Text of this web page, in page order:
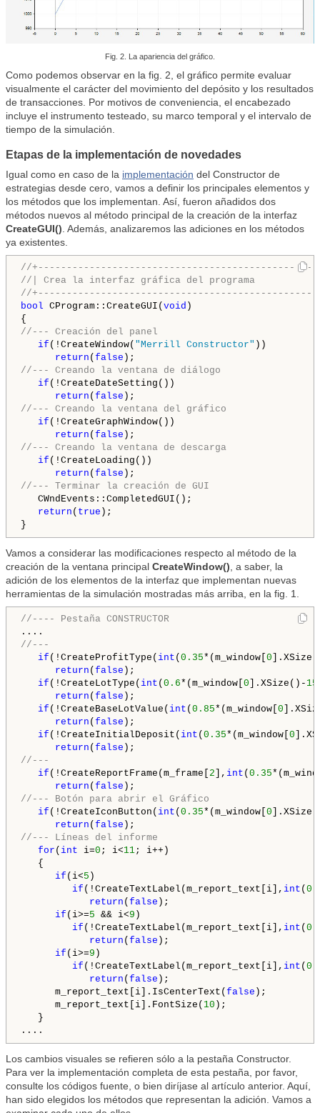
Fig. 2. La apariencia del gráfico.
Como podemos observar en la fig. 2, el gráfico permite evaluar
visualmente el carácter del movimiento del depósito y los resultados
de transacciones. Por motivos de conveniencia, el encabezado
incluye el instrumento testeado, su marco temporal y el intervalo de
tiempo de la simulación.
Etapas de la implementación de novedades
Igual como en caso de la implementación del Constructor de
estrategias desde cero, vamos a definir los principales elementos y
los métodos que los implementan. Así, fueron añadidos dos
métodos nuevos al método principal de la creación de la interfaz
CreateGUI(). Además, analizaremos las adiciones en los métodos
ya existentes.
//
//| Crea la interfaz gráfica del programa
//
bool CProgram::CreateGUI( void )
//--- Creación del panel
if (!CreateWindow( "Merrill Constructor" ))
return ( false
//--- Creando la ventana de diálogo
if (!CreateDateSetting())
return ( false
//--- Creando la ventana del gráfico
if (!CreateGraphWindow())
return ( false
//--- Creando la ventana de descarga
if (!CreateLoading())
return ( false
//--- Terminar la creación de GUI
CWndEvents::CompletedGUI();
return ( true );
Vamos a considerar las modificaciones respecto al método de la
creación de la ventana principal CreateWindow(), a saber, la
adición de los elementos de la interfaz que implementan nuevas
herramientas de la simulación mostradas más arriba, en la fig. 1.
//---- Pestaña CONSTRUCTOR
//---
if (!CreateProfitType( int ( 0.35*(m_window[ 0
return ( false );
if (!CreateLotType( int ( 0.6*(m_window[ 0 ].XSize()-
return ( false );
if (!CreateBaseLotValue( int ( 0.85*(m_window[ 0
return ( false );
if (!CreateInitialDeposit( int ( 0.35*(m_window[ 0
return ( false
//---
if (!CreateReportFrame(m_frame[ 2 ], int ( 0.35
return ( false
//--- Botón para abrir el Gráfico
if (!CreateIconButton( int ( 0.35*(m_window[ 0
return ( false
//--- Líneas del informe
for ( int i=0 ; i<11; i++)
{
if (i<5 )
if (!CreateTextLabel(m_report_text[i], int (
return ( false );
if (i>=5 && i<9 )
if (!CreateTextLabel(m_report_text[i], int (
return ( false );
if (i>=9 )
if (!CreateTextLabel(m_report_text[i], int (
return ( false );
m_report_text[i].IsCenterText( false );
m_report_text[i].FontSize( 10 );
}
Los cambios visuales se refieren sólo a la pestaña Constructor.
Para ver la implementación completa de esta pestaña, por favor,
consulte los códigos fuente, o bien diríjase al artículo anterior. Aquí,
han sido elegidos los métodos que representan la adición. Vamos a